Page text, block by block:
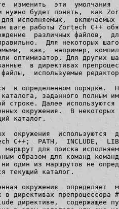
изменить  эти  умолчания
нужно будет понять,  как
исполняемых,  включаемых
шаге работы Zortech C++
различных файлов,
Для некоторых
как,  например,
оптимизатор. Для других
в директивах
файлы,  используемые
в определенном порядке.
заданного полным
строке. Далее
окружения.  В некоторых
каталог.
окружения  используются
C++;  PATH,  INCLUDE,
маршрут для поиска
образом для команд
ни один из маршрутов не
текущий каталог.
окружения  определяет
в директивах
директиве,  содержащее